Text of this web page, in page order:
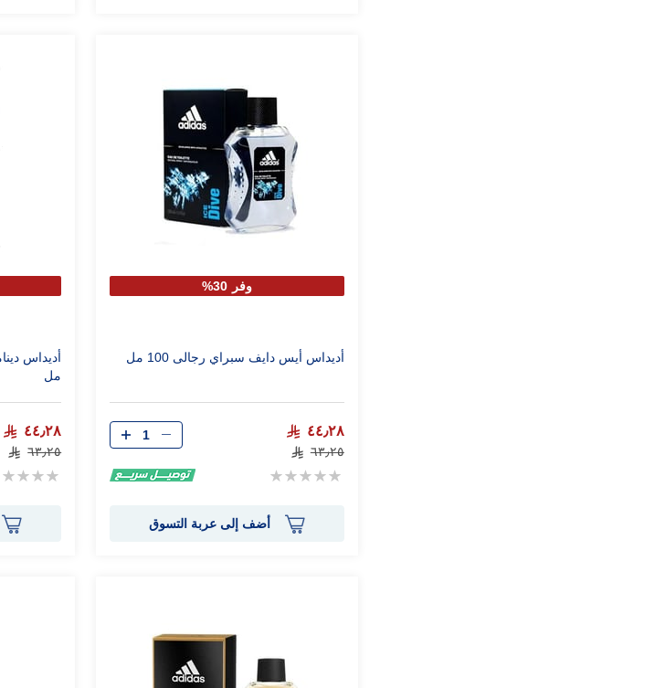
وفر 30%
أديداس أيس دايف سبراي رجالى 100 مل
٤٤٫٢٨
٦٣٫٢٥
Rating:
الكمية
أضف إلى عربة التسوق
مل
٤٤٫٢٨
٦٣٫٢٥
Rating: